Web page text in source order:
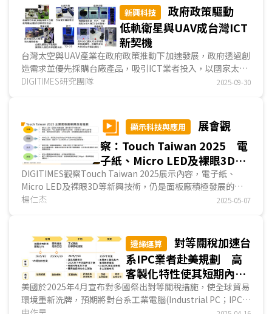
新興科技
政府政策驅動
低軌衛星與UAV成台灣ICT
新契機
台灣太空與UAV產業在政府政策推動下加速發展，政府透過創
造需求並優先採購台廠產品，吸引ICT業者投入，以國家太空
中心負責的小型衛星(重量500公斤以下)為例，已逐步...
DIGITIMES研究團隊 2025-09-30
顯示科技與應用
展會觀
察：Touch Taiwan 2025 電
子紙、Micro LED及裸眼3D等
新興技術為面板廠展示重點
DIGITIMES觀察Touch Taiwan 2025展示內容，電子紙、
Micro LED及裸眼3D等新興技術，仍是面板廠積極發展的重
點，其中電子紙顯示器發展著重尺寸提升、適用溫度範圍...
楊仁杰 2025-05-07
邊緣運算
對等關稅加速台
系IPC業者赴美規劃 高
客製化特性使其短期內難
以被輕易取代
美國於2025年4月宣布對多國祭出對等關稅措施，使全球貿易
環境重新洗牌，預期將對台系工業電腦(Industrial PC；IPC)